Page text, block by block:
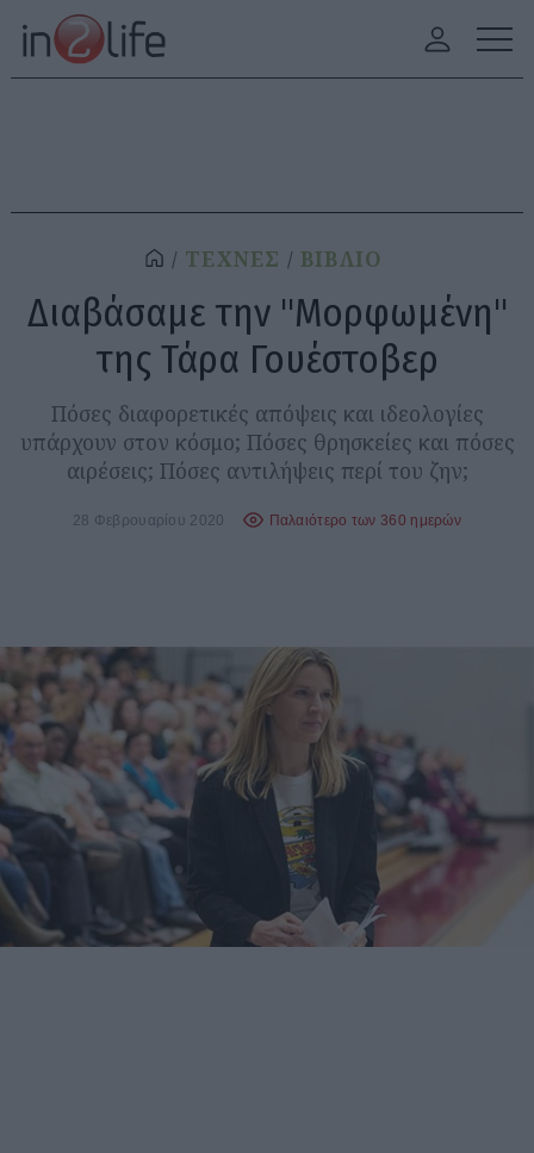
ΤΕΧΝΕΣ ΒΙΒΛΙΟ
Διαβάσαμε την "Μορφωμένη"
της Τάρα Γουέστοβερ
Πόσες διαφορετικές απόψεις και ιδεολογίες
υπάρχουν στον κόσμο; Πόσες θρησκείες και πόσες
αιρέσεις; Πόσες αντιλήψεις περί του ζην;
28 Φεβρουαρίου 2020 Παλαιότερο των 360 ημερών